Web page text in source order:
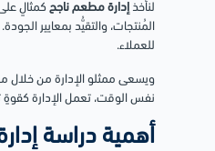
لنأخذإدارة مطعم ناجح كمثالٍ
المُنتجات، والتقيُّد بمعايير
للعملاء.
ويسعى ممثلو الإدارة من خلال
نفس الوقت، تعمل الإدارة
أهمية دراسة